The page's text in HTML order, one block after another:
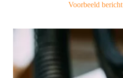
Voorbeeld bericht